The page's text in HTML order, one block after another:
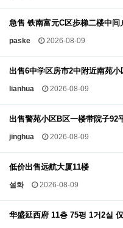
急售 铁南富元C区步梯二楼中
paske 2026-08-09
出售6中学区房市2中附近南苑小
lianhua 2026-08-09
出售警苑小区B区一楼带院子92
jinghua 2026-08-09
低价出售远航大厦11楼
설화 2026-08-09
华盛延西府 11층 75평 1거2실